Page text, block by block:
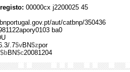
00000cx j2200025 45
aut/catbnp/350436
ba0
.7$vBN$zpor
$bBN$c20081204